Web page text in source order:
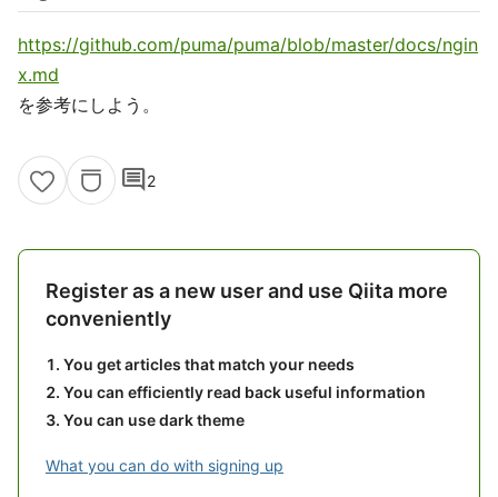
https://github.com/puma/puma/blob/master/docs/ngin
x.md
を参考にしよう。
comment2
Register as a new user and use Qiita more
conveniently
You get articles that match your needs
You can efficiently read back useful information
You can use dark theme
What you can do with signing up